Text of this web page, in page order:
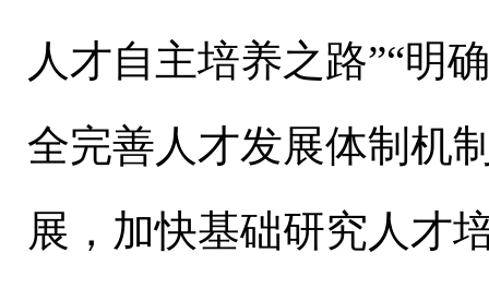
人才自主培养之路”“明确
全完善人才发展体制机
展，加快基础研究人才